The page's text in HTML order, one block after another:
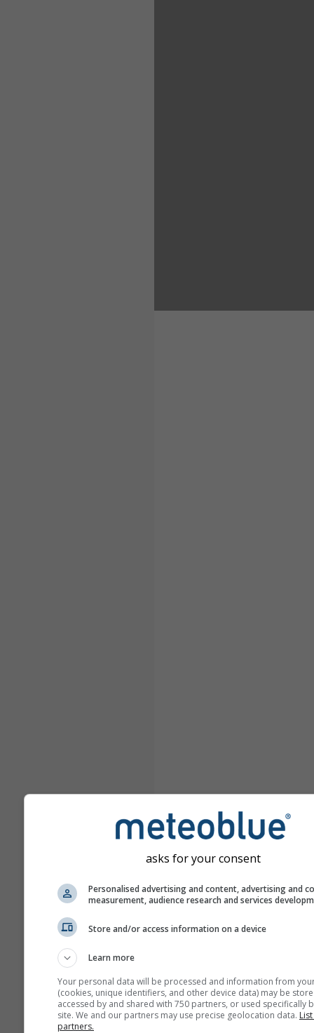
asks for your consent
Personalised advertising and content, advertising and
measurement, audience research and services
Store and/or access information on a device
Learn more
Your personal data will be processed and information from
(cookies, unique identifiers, and other device data) may be
accessed by and shared with 750 partners, or used specifically
site. We and our partners may use precise geolocation data.
partners.